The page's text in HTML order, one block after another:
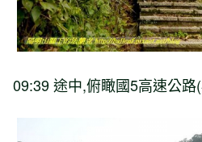
09:39途中,俯瞰國5高速公路(